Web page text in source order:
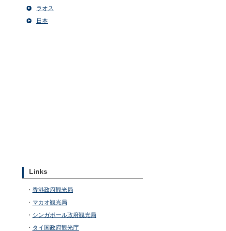
ラオス
日本
Links
・ 香港政府観光局
・ マカオ観光局
・ シンガポール政府観光局
・ タイ国政府観光庁